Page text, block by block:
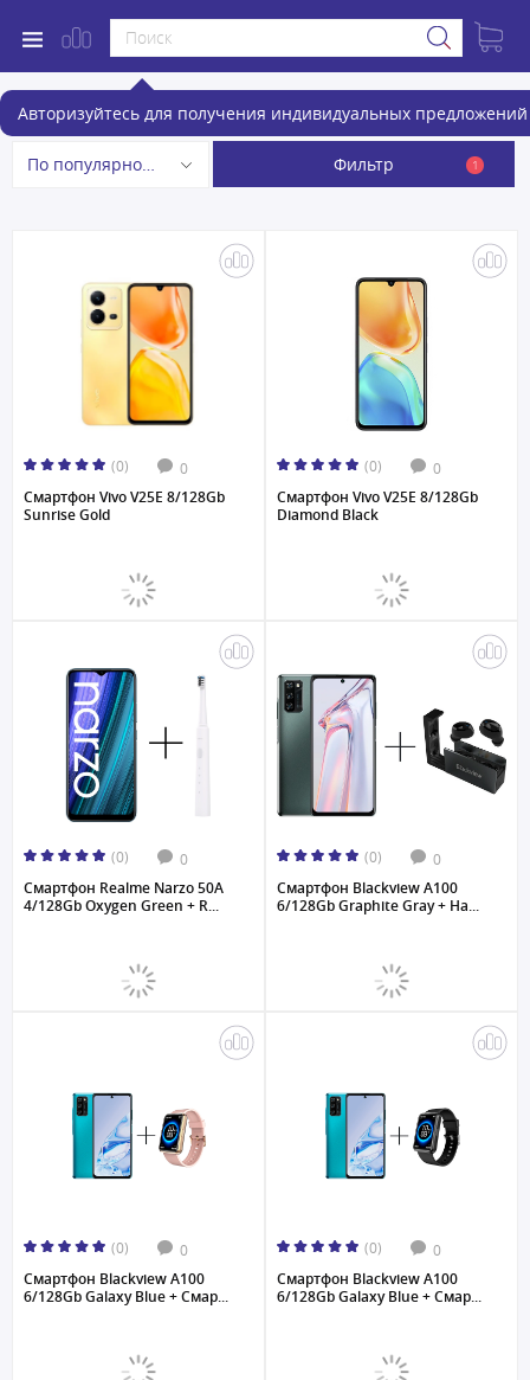
Авторизуйтесь для получения индивидуальных предложений
Смартфоны
По популярности Фильтр 1
(0) 0
Смартфон Vivo V25E 8/128Gb
Sunrise Gold
(0) 0
Смартфон Vivo V25E 8/128Gb
Diamond Black
(0) 0
Смартфон Realme Narzo 50A
4/128Gb Oxygen Green + R...
(0) 0
Смартфон Blackview A100
6/128Gb Graphite Gray + На...
(0) 0
Смартфон Blackview A100
6/128Gb Galaxy Blue + Смар...
(0) 0
Смартфон Blackview A100
6/128Gb Galaxy Blue + Смар...